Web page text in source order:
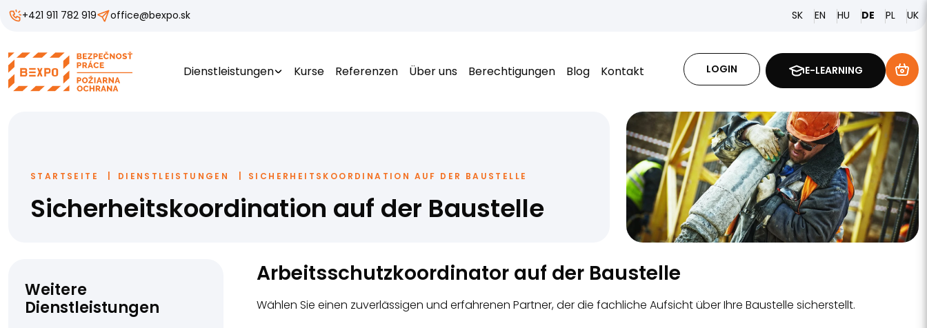
+421 911 782 919 office@bexpo.sk SK EN HU DE PL UK
Dienstleistungen Kurse Referenzen Über uns Berechtigungen Blog Kontakt LOGIN E-LEARNING
STARTSEITE DIENSTLEISTUNGEN SICHERHEITSKOORDINATION AUF DER BAUSTELLE
Sicherheitskoordination auf der Baustelle
Weitere
Dienstleistungen
Arbeitsschutzkoordinator auf der Baustelle
Wählen Sie einen zuverlässigen und erfahrenen Partner, der die fachliche Aufsicht über Ihre Baustelle sicherstellt.